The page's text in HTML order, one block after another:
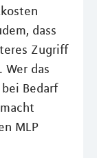
dass
Zugriff
Wer das
Bedarf
MLP